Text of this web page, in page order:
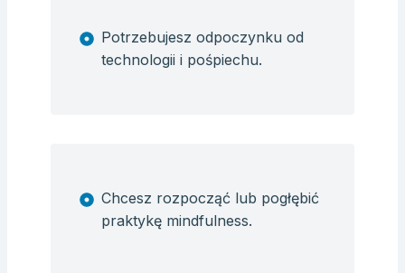
Potrzebujesz odpoczynku od
technologii i pośpiechu.
Chcesz rozpocząć lub pogłębić
praktykę mindfulness.